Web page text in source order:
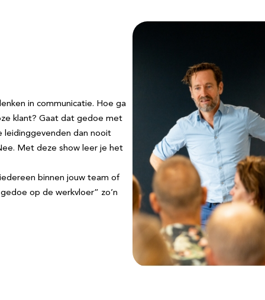
in communicatie. Hoe ga
klant? Gaat dat gedoe met
leidinggevenden dan nooit
Met deze show leer je het
binnen jouw team of
op de werkvloer” zo’n